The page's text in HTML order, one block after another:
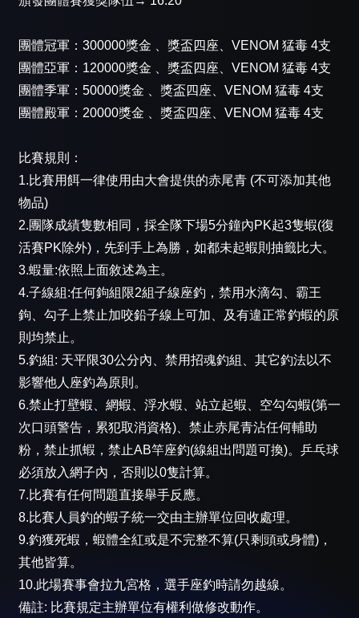
團體冠軍：300000獎金 、獎盃四座、VENOM 猛毒 4支
團體亞軍：120000獎金 、獎盃四座、VENOM 猛毒 4支
團體季軍：50000獎金 、獎盃四座、VENOM 猛毒 4支
團體殿軍：20000獎金 、獎盃四座、VENOM 猛毒 4支
比賽規則：
1.比賽用餌一律使用由大會提供的赤尾青 (不可添加其他
物品)
2.團隊成績隻數相同，採全隊下場5分鐘內PK起3隻蝦(復
活賽PK除外)，先到手上為勝，如都未起蝦則抽籤比大。
3.蝦量:依照上面敘述為主。
4.子線組:任何鉤組限2組子線座釣，禁用水滴勾、霸王
鉤、勾子上禁止加咬鉛子線上可加、及有違正常釣蝦的原
則均禁止。
5.釣組: 天平限30公分內、禁用招魂釣組、其它釣法以不
影響他人座釣為原則。
6.禁止打壁蝦、網蝦、浮水蝦、站立起蝦、空勾勾蝦(第一
次口頭警告，累犯取消資格)、禁止赤尾青沾任何輔助
粉，禁止抓蝦，禁止AB竿座釣(線組出問題可換)。乒乓球
必須放入網子內，否則以0隻計算。
7.比賽有任何問題直接舉手反應。
8.比賽人員釣的蝦子統一交由主辦單位回收處理。
9.釣獲死蝦，蝦體全紅或是不完整不算(只剩頭或身體)，
其他皆算。
10.此場賽事會拉九宮格，選手座釣時請勿越線。
備註: 比賽規定主辦單位有權利做修改動作。